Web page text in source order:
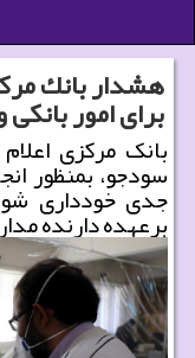
هشدار بانك
برای امور بانكی
بانک مرکزی
سودجو، بمنظور
جدی خودداری
برعهده دارنده